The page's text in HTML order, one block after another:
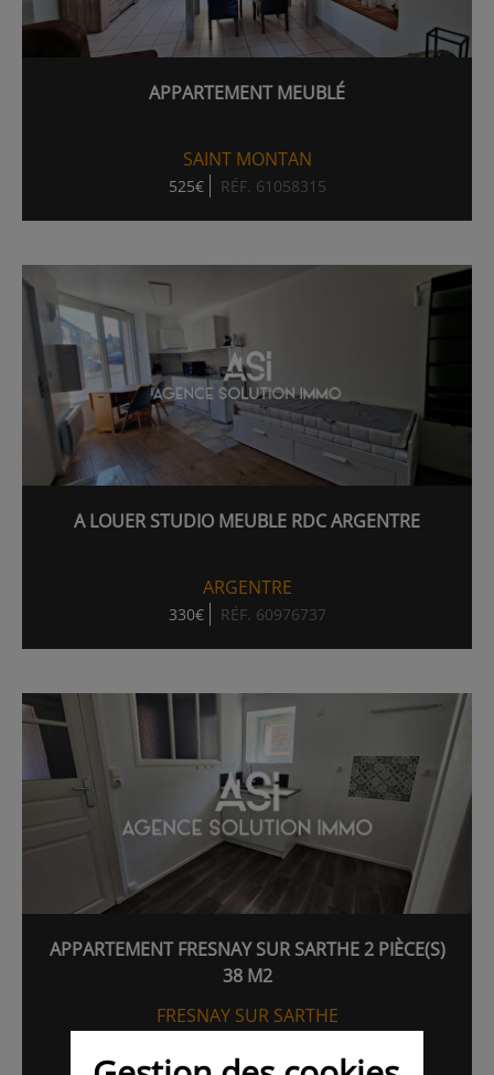
APPARTEMENT MEUBLÉ
SAINT MONTAN
525€ RÉF. 61058315
A LOUER STUDIO MEUBLE RDC ARGENTRE
ARGENTRE
330€ RÉF. 60976737
APPARTEMENT FRESNAY SUR SARTHE 2 PIÈCE(S)
38 M2
FRESNAY SUR SARTHE